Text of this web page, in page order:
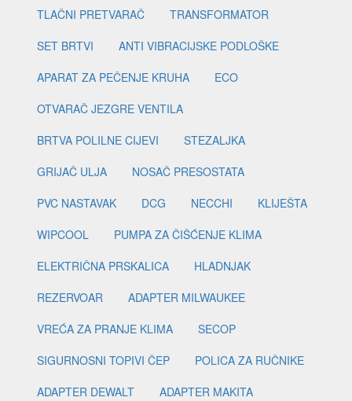
TLAČNI PRETVARAČ
TRANSFORMATOR
SET BRTVI
ANTI VIBRACIJSKE PODLOŠKE
APARAT ZA PEČENJE KRUHA
ECO
OTVARAČ JEZGRE VENTILA
BRTVA POLILNE CIJEVI
STEZALJKA
GRIJAČ ULJA
NOSAČ PRESOSTATA
PVC NASTAVAK
DCG NECCHI
KLIJEŠTA
WIPCOOL
PUMPA ZA ČIŠĆENJE KLIMA
ELEKTRIČNA PRSKALICA
HLADNJAK
REZERVOAR
ADAPTER MILWAUKEE
VREĆA ZA PRANJE KLIMA
SECOP
SIGURNOSNI TOPIVI ČEP
POLICA ZA RUČNIKE
ADAPTER DEWALT
ADAPTER MAKITA